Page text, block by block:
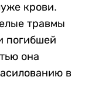
крови.
травмы
погибшей
она
в